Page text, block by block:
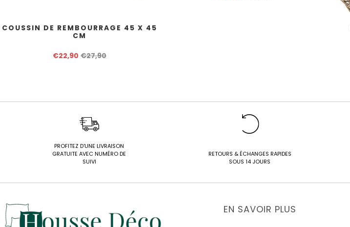
COUSSIN DE REMBOURRAGE 45 X 45
CM
€22,90 €27,90
PROFITEZ D'UNE LIVRAISON
GRATUITE AVEC NUMÉRO DE
SUIVI
RETOURS & ÉCHANGES RAPIDES
SOUS 14 JOURS
EN SAVOIR PLUS